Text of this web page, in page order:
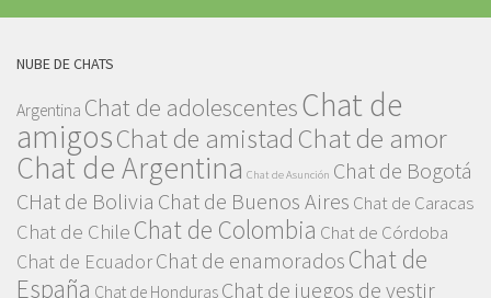
NUBE DE CHATS
Argentina Chat de adolescentesChat de
amigosChat de amistad Chat de amor
Chat de Argentina Chat de Asunción Chat de Bogotá
CHat de Bolivia Chat de Buenos Aires Chat de Caracas
Chat de Chile Chat de Colombia Chat de Córdoba
Chat de EcuadorChat de enamorados Chat de
España Chat de Honduras Chat de juegos de vestir